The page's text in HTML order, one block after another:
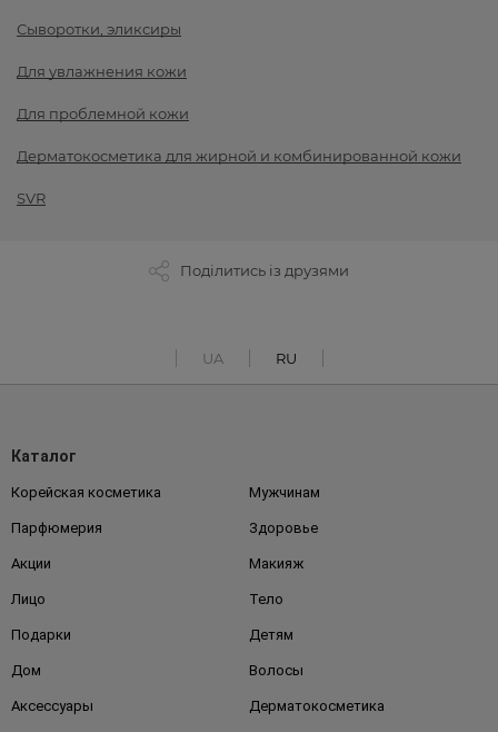
Сыворотки, эликсиры
Для увлажнения кожи
Для проблемной кожи
Дерматокосметика для жирной и комбинированной кожи
SVR
Поділитись із друзями
UA RU
Каталог
Корейская косметика Мужчинам
Парфюмерия Здоровье
Акции Макияж
Лицо Тело
Подарки Детям
Дом Волосы
Аксессуары Дерматокосметика